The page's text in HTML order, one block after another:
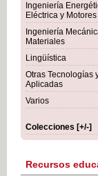
Ingeniería
Eléctrica y Motores
Ingeniería
Materiales
Lingüística
Otras Tecnologías
Aplicadas
Varios
Colecciones [+/-]
Recursos